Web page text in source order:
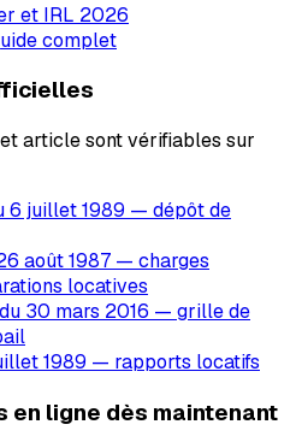
et IRL 2026
complet
article sont vérifiables sur
6 juillet 1989 — dépôt de
août 1987 — charges
locatives
30 mars 2016 — grille de
1989 — rapports locatifs
en ligne dès maintenant